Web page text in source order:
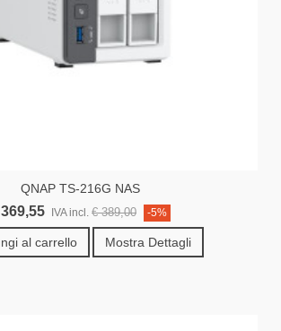
QNAP TS-216G NAS
IVA incl. € 389,00 -5%
al carrello Mostra Dettagli